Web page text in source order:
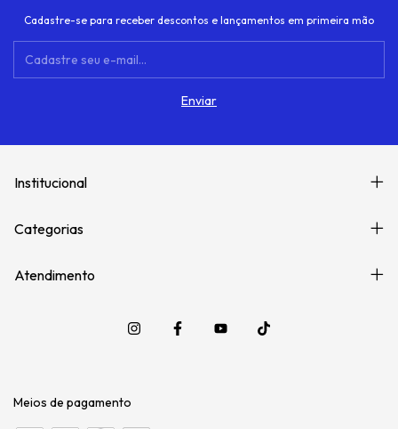
Cadastre-se para receber descontos e lançamentos em primeira mão
Institucional
Categorias
Atendimento
Meios de pagamento